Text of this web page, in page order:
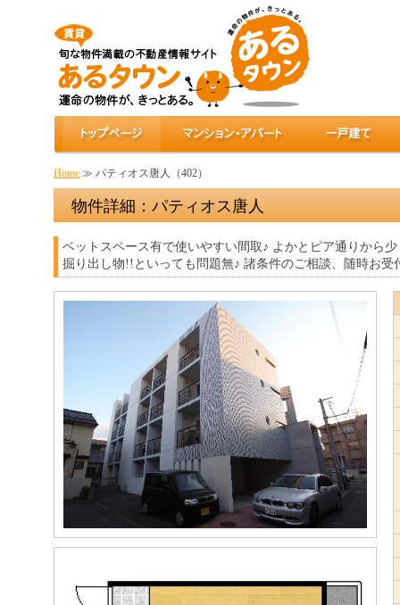
Home ≫ パティオス唐人（402）
物件詳細：パティオス唐人
ベットスペース有で使いやすい間取♪ よかとピア通りから
掘り出し物!!といっても問題無♪ 諸条件のご相談、随時お受